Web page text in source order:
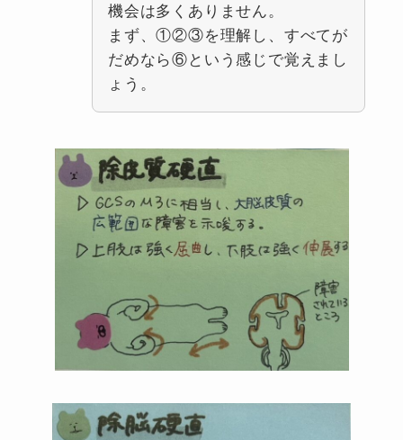
機会は多くありません。
まず、①②③を理解し、すべてが
だめなら⑥という感じで覚えまし
ょう。